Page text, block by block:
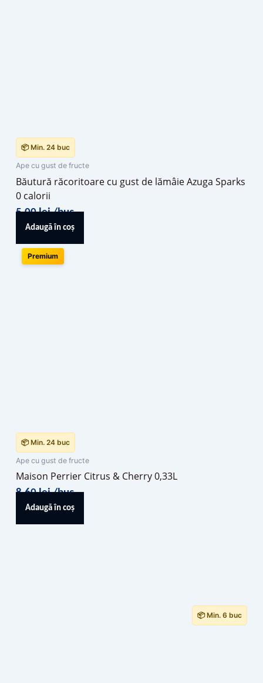
📦 Min. 24 buc
Ape cu gust de fructe
Băutură răcoritoare cu gust de lămâie Azuga Sparks
0 calorii
5,00lei/buc
Adaugă în coș
Premium
📦 Min. 24 buc
Ape cu gust de fructe
Maison Perrier Citrus & Cherry 0,33L
8,60lei/buc
Adaugă în coș
📦 Min. 6 buc